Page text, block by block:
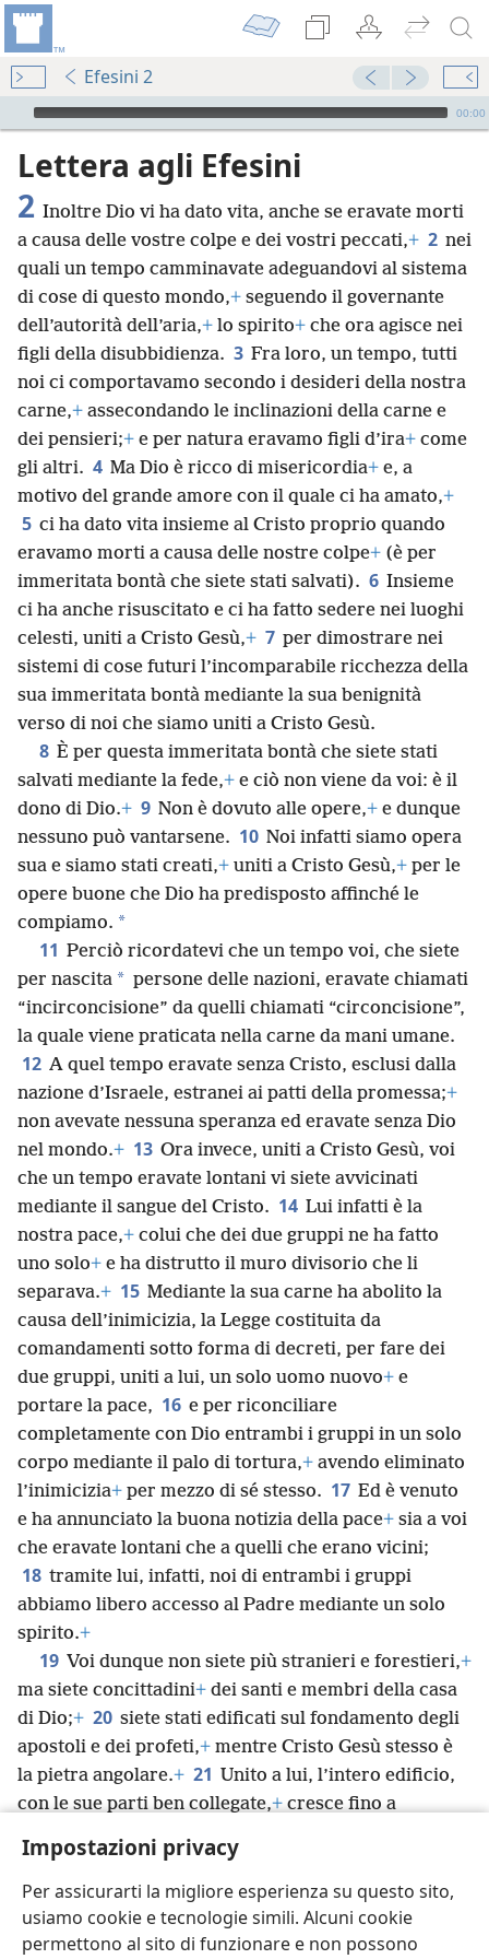
Impostazioni privacy
Per assicurarti la migliore esperienza su questo sito,
usiamo cookie e tecnologie simili. Alcuni cookie
permettono al sito di funzionare e non possono
Efesini 2
Audio Player
00:00
Lettera agli Efesini
2 Inoltre Dio vi ha dato vita, anche se eravate morti
a causa delle vostre colpe e dei vostri peccati,+ 2 nei
quali un tempo camminavate adeguandovi al sistema
di cose di questo mondo,+ seguendo il governante
dell’autorità dell’aria,+ lo spirito+ che ora agisce nei
figli della disubbidienza. 3 Fra loro, un tempo, tutti
noi ci comportavamo secondo i desideri della nostra
carne,+ assecondando le inclinazioni della carne e
dei pensieri;+ e per natura eravamo figli d’ira+ come
gli altri. 4 Ma Dio è ricco di misericordia+ e, a
motivo del grande amore con il quale ci ha amato,+
5 ci ha dato vita insieme al Cristo proprio quando
eravamo morti a causa delle nostre colpe+ (è per
immeritata bontà che siete stati salvati). 6 Insieme
ci ha anche risuscitato e ci ha fatto sedere nei luoghi
celesti, uniti a Cristo Gesù,+ 7 per dimostrare nei
sistemi di cose futuri l’incomparabile ricchezza della
sua immeritata bontà mediante la sua benignità
verso di noi che siamo uniti a Cristo Gesù.
8 È per questa immeritata bontà che siete stati
salvati mediante la fede,+ e ciò non viene da voi: è il
dono di Dio.+ 9 Non è dovuto alle opere,+ e dunque
nessuno può vantarsene. 10 Noi infatti siamo opera
sua e siamo stati creati,+ uniti a Cristo Gesù,+ per le
opere buone che Dio ha predisposto affinché le
compiamo. *
11 Perciò ricordatevi che un tempo voi, che siete
per nascita * persone delle nazioni, eravate chiamati
“incirconcisione” da quelli chiamati “circoncisione”,
la quale viene praticata nella carne da mani umane.
12 A quel tempo eravate senza Cristo, esclusi dalla
nazione d’Israele, estranei ai patti della promessa;+
non avevate nessuna speranza ed eravate senza Dio
nel mondo.+ 13 Ora invece, uniti a Cristo Gesù, voi
che un tempo eravate lontani vi siete avvicinati
mediante il sangue del Cristo. 14 Lui infatti è la
nostra pace,+ colui che dei due gruppi ne ha fatto
uno solo+ e ha distrutto il muro divisorio che li
separava.+ 15 Mediante la sua carne ha abolito la
causa dell’inimicizia, la Legge costituita da
comandamenti sotto forma di decreti, per fare dei
due gruppi, uniti a lui, un solo uomo nuovo+ e
portare la pace, 16 e per riconciliare
completamente con Dio entrambi i gruppi in un solo
corpo mediante il palo di tortura,+ avendo eliminato
l’inimicizia+ per mezzo di sé stesso. 17 Ed è venuto
e ha annunciato la buona notizia della pace+ sia a voi
che eravate lontani che a quelli che erano vicini;
18 tramite lui, infatti, noi di entrambi i gruppi
abbiamo libero accesso al Padre mediante un solo
spirito.+
19 Voi dunque non siete più stranieri e forestieri,+
ma siete concittadini+ dei santi e membri della casa
di Dio;+ 20 siete stati edificati sul fondamento degli
apostoli e dei profeti,+ mentre Cristo Gesù stesso è
la pietra angolare.+ 21 Unito a lui, l’intero edificio,
con le sue parti ben collegate,+cresce fino a
lui, anche voi venite edificati insieme per diventare
un luogo che Dio abiti mediante lo spirito.+